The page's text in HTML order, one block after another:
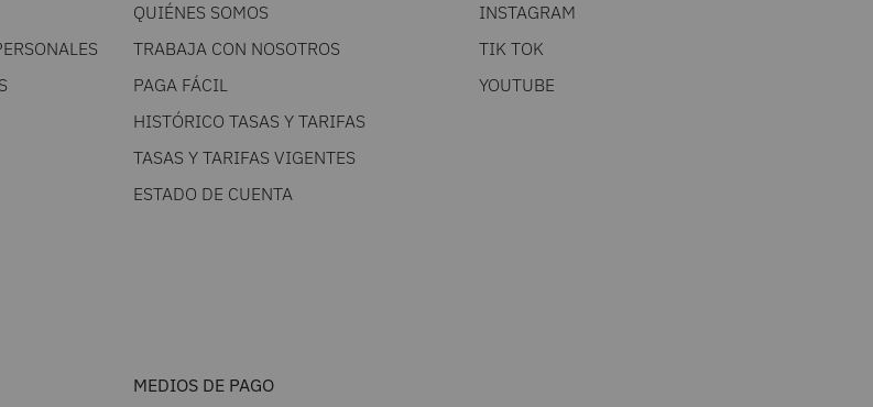
QUIÉNES SOMOS
TRABAJA CON NOSOTROS
PAGA FÁCIL
HISTÓRICO TASAS Y TARIFAS
TASAS Y TARIFAS VIGENTES
ESTADO DE CUENTA
INSTAGRAM
TIK TOK
YOUTUBE
MEDIOS DE PAGO